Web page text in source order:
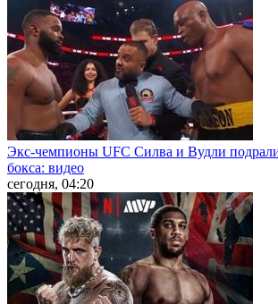
Экс-чемпионы UFC Силва и Вудли
бокса: видео
сегодня, 04:20